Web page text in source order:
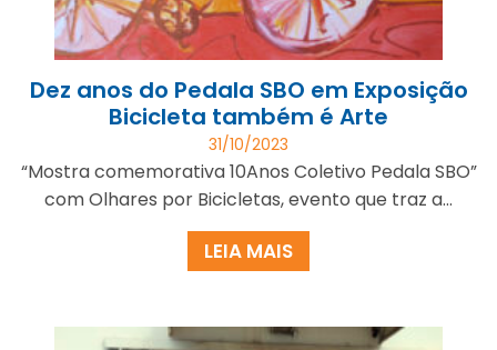
Dez anos do Pedala SBO em Exposição
Bicicleta também é Arte
31/10/2023
“Mostra comemorativa 10Anos Coletivo Pedala SBO”
com Olhares por Bicicletas, evento que traz a...
LEIA MAIS